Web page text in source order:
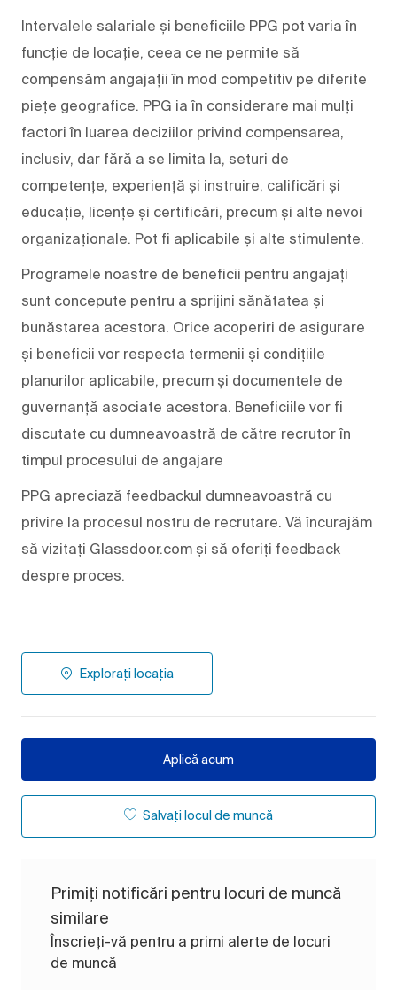
Intervalele salariale și beneficiile PPG pot varia în
funcție de locație, ceea ce ne permite să
compensăm angajații în mod competitiv pe diferite
piețe geografice. PPG ia în considerare mai mulți
factori în luarea deciziilor privind compensarea,
inclusiv, dar fără a se limita la, seturi de
competențe, experiență și instruire, calificări și
educație, licențe și certificări, precum și alte nevoi
organizaționale. Pot fi aplicabile și alte stimulente.
Programele noastre de beneficii pentru angajați
sunt concepute pentru a sprijini sănătatea și
bunăstarea acestora. Orice acoperiri de asigurare
și beneficii vor respecta termenii și condițiile
planurilor aplicabile, precum și documentele de
guvernanță asociate acestora. Beneficiile vor fi
discutate cu dumneavoastră de către recrutor în
timpul procesului de angajare
PPG apreciază feedbackul dumneavoastră cu
privire la procesul nostru de recrutare. Vă încurajăm
să vizitați Glassdoor.com și să oferiți feedback
despre proces.
Explorați locația
Aplică acum
Salvați locul de muncă
Primiți notificări pentru locuri de muncă
similare
Înscrieți-vă pentru a primi alerte de locuri
de muncă